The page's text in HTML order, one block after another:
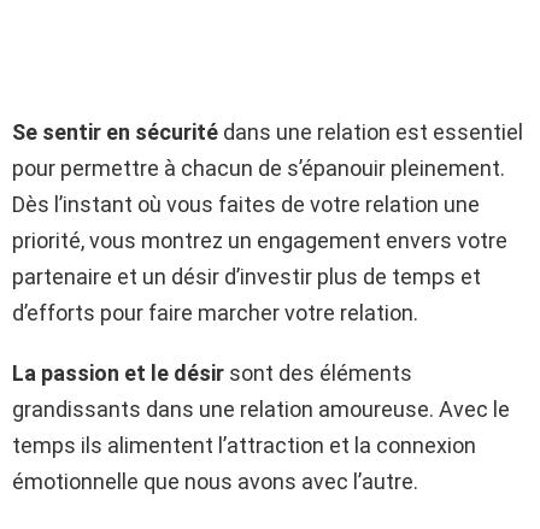
Se sentir en sécurité dans une relation est essentiel
pour permettre à chacun de s’épanouir pleinement.
Dès l’instant où vous faites de votre relation une
priorité, vous montrez un engagement envers votre
partenaire et un désir d’investir plus de temps et
d’efforts pour faire marcher votre relation.
La passion et le désir sont des éléments
grandissants dans une relation amoureuse. Avec le
temps ils alimentent l’attraction et la connexion
émotionnelle que nous avons avec l’autre.